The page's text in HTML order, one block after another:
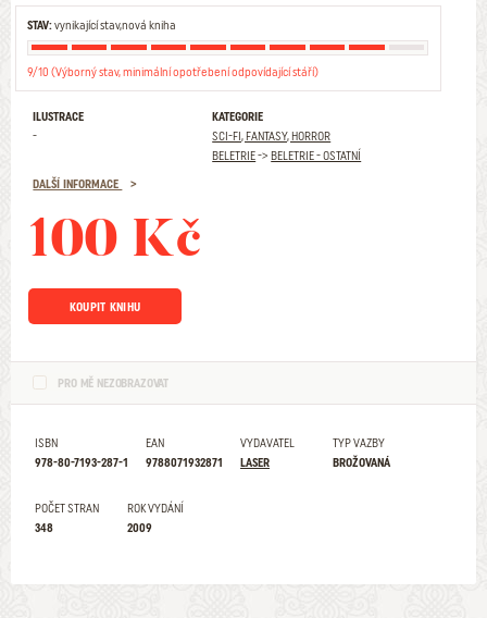
STAV:vynikající stav,nová kniha
9/10 (Výborný stav, minimální opotřebení odpovídající stáří)
ILUSTRACE
-
KATEGORIE
SCI-FI, FANTASY, HORROR
BELETRIE->BELETRIE - OSTATNÍ
DALŠÍ INFORMACE
100 Kč
KOUPIT KNIHU
PRO MĚ NEZOBRAZOVAT
ISBN
978-80-7193-287-1
EAN
9788071932871
VYDAVATEL
LASER
TYP VAZBY
BROŽOVANÁ
POČET STRAN
348
ROK VYDÁNÍ
2009